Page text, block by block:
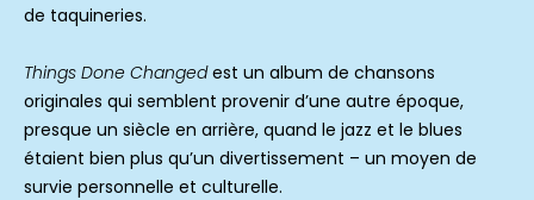
de taquineries.
Things Done Changedest un album de chansons
originales qui semblent provenir d’une autre époque,
presque un siècle en arrière, quand le jazz et le blues
étaient bien plus qu’un divertissement – un moyen de
survie personnelle et culturelle.